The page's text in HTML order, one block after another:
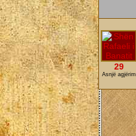
29
Asnjë agjërim